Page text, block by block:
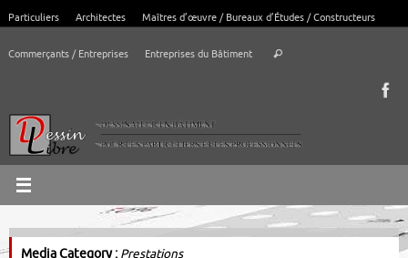
au
contenu
Particuliers Architectes Maîtres d’œuvre / Bureaux d’Études / Constructeurs
Commerçants / Entreprises Entreprises du Bâtiment Rechercher
Media Category :Prestations